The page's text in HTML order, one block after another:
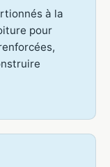
à la
pour